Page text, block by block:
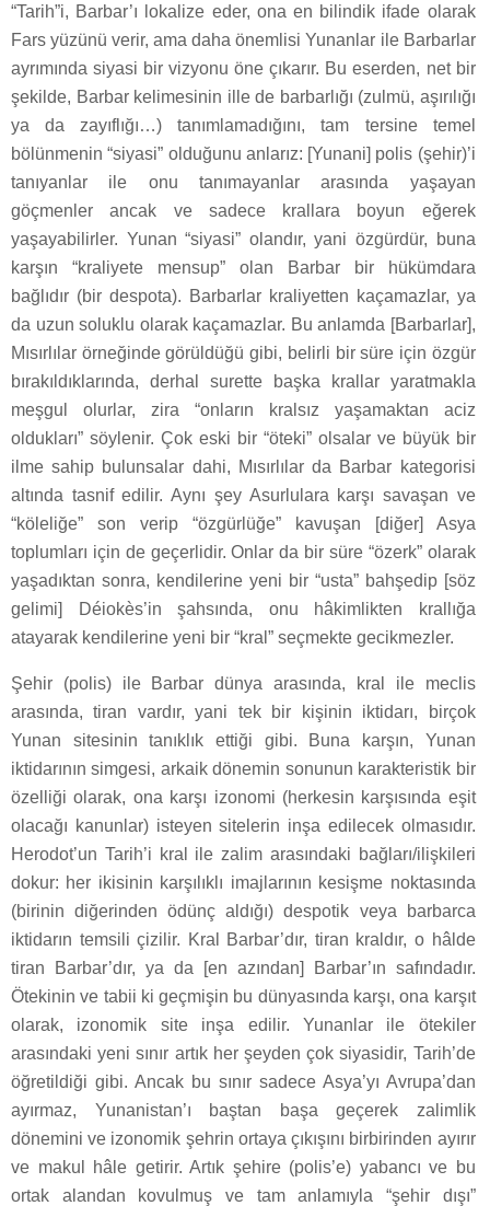
“Tarih”i, Barbar’ı lokalize eder, ona en bilindik ifade olarak
Fars yüzünü verir, ama daha önemlisi Yunanlar ile Barbarlar
ayrımında siyasi bir vizyonu öne çıkarır. Bu eserden, net bir
şekilde, Barbar kelimesinin ille de barbarlığı (zulmü, aşırılığı
ya da zayıflığı…) tanımlamadığını, tam tersine temel
bölünmenin “siyasi” olduğunu anlarız: [Yunani] polis (şehir)’i
tanıyanlar ile onu tanımayanlar arasında yaşayan
göçmenler ancak ve sadece krallara boyun eğerek
yaşayabilirler. Yunan “siyasi” olandır, yani özgürdür, buna
karşın “kraliyete mensup” olan Barbar bir hükümdara
bağlıdır (bir despota). Barbarlar kraliyetten kaçamazlar, ya
da uzun soluklu olarak kaçamazlar. Bu anlamda [Barbarlar],
Mısırlılar örneğinde görüldüğü gibi, belirli bir süre için özgür
bırakıldıklarında, derhal surette başka krallar yaratmakla
meşgul olurlar, zira “onların kralsız yaşamaktan aciz
oldukları” söylenir. Çok eski bir “öteki” olsalar ve büyük bir
ilme sahip bulunsalar dahi, Mısırlılar da Barbar kategorisi
altında tasnif edilir. Aynı şey Asurlulara karşı savaşan ve
“köleliğe” son verip “özgürlüğe” kavuşan [diğer] Asya
toplumları için de geçerlidir. Onlar da bir süre “özerk” olarak
yaşadıktan sonra, kendilerine yeni bir “usta” bahşedip [söz
gelimi] Déiokès’in şahsında, onu hâkimlikten krallığa
atayarak kendilerine yeni bir “kral” seçmekte gecikmezler.
Şehir (polis) ile Barbar dünya arasında, kral ile meclis
arasında, tiran vardır, yani tek bir kişinin iktidarı, birçok
Yunan sitesinin tanıklık ettiği gibi. Buna karşın, Yunan
iktidarının simgesi, arkaik dönemin sonunun karakteristik bir
özelliği olarak, ona karşı izonomi (herkesin karşısında eşit
olacağı kanunlar) isteyen sitelerin inşa edilecek olmasıdır.
Herodot’un Tarih’i kral ile zalim arasındaki bağları/ilişkileri
dokur: her ikisinin karşılıklı imajlarının kesişme noktasında
(birinin diğerinden ödünç aldığı) despotik veya barbarca
iktidarın temsili çizilir. Kral Barbar’dır, tiran kraldır, o hâlde
tiran Barbar’dır, ya da [en azından] Barbar’ın safındadır.
Ötekinin ve tabii ki geçmişin bu dünyasında karşı, ona karşıt
olarak, izonomik site inşa edilir. Yunanlar ile ötekiler
arasındaki yeni sınır artık her şeyden çok siyasidir, Tarih’de
öğretildiği gibi. Ancak bu sınır sadece Asya’yı Avrupa’dan
ayırmaz, Yunanistan’ı baştan başa geçerek zalimlik
dönemini ve izonomik şehrin ortaya çıkışını birbirinden ayırır
ve makul hâle getirir. Artık şehire (polis’e) yabancı ve bu
ortak alandan kovulmuş ve tam anlamıyla “şehir dışı”